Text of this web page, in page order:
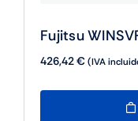
Fujitsu
426,42€(IVA